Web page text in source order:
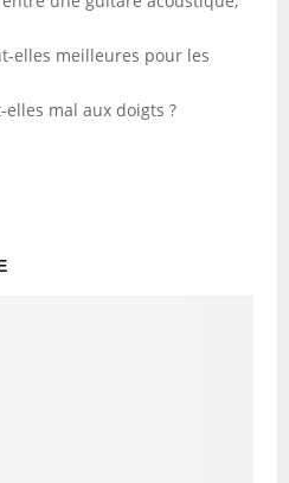
elles meilleures pour les
mal aux doigts ?